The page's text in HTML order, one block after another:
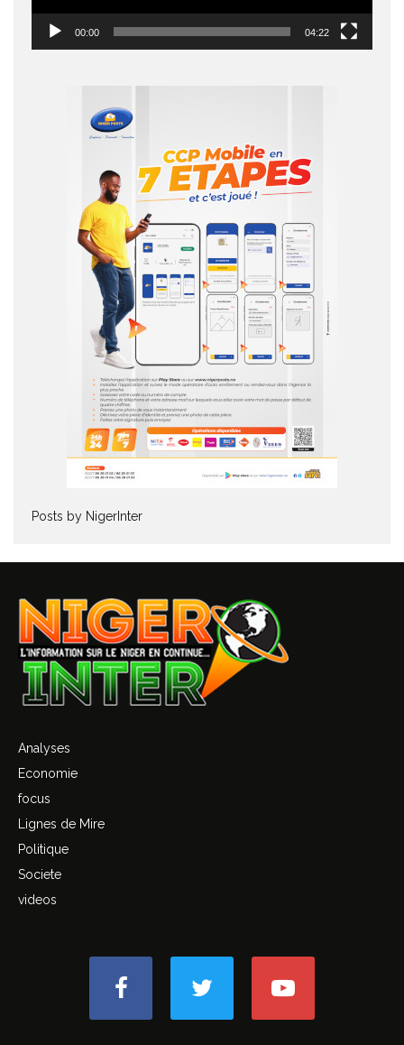
00:00 04:22
Posts by NigerInter
Analyses
Economie
focus
Lignes de Mire
Politique
Societe
videos